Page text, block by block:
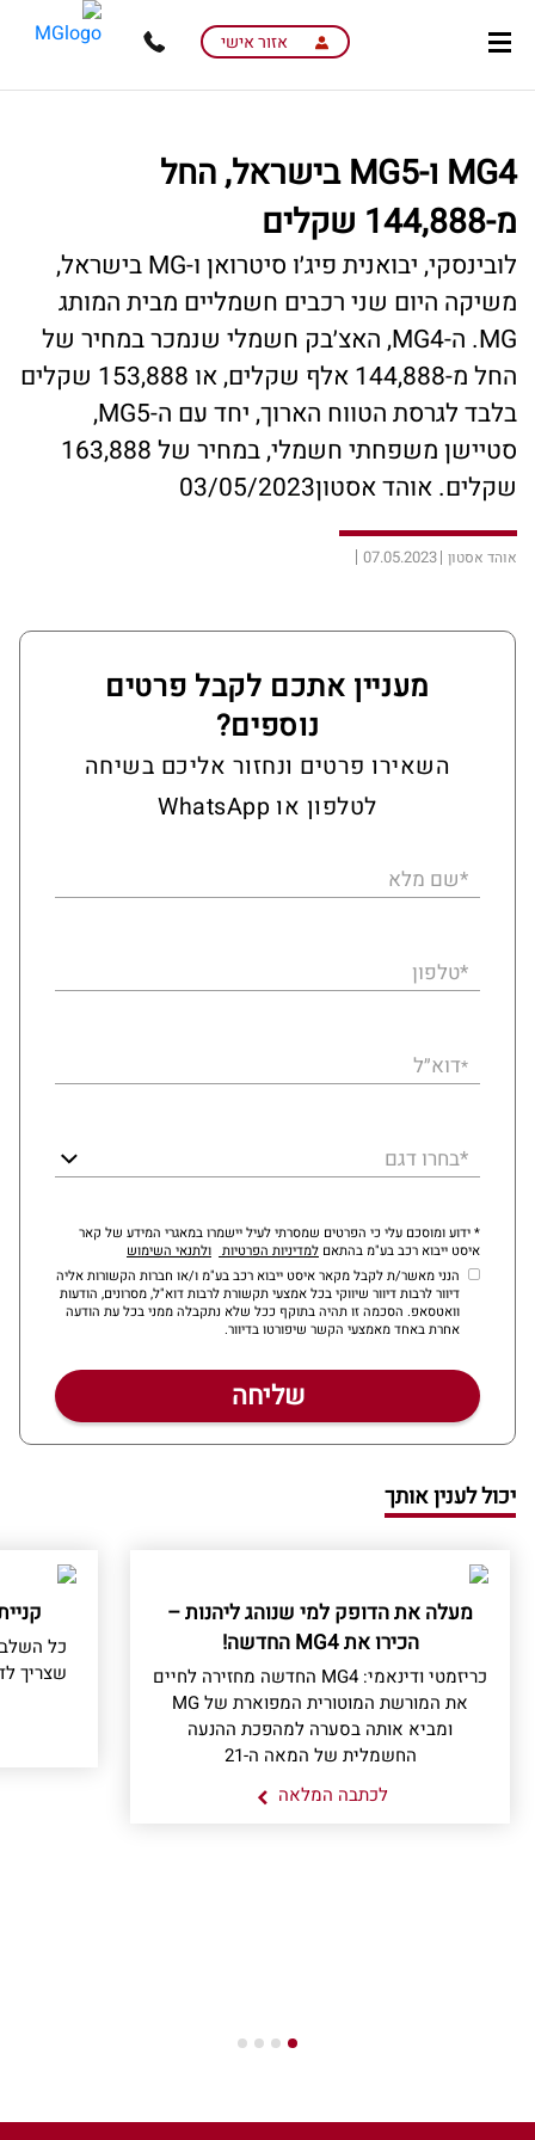
content
menu
אזור אישי
MG4 ו-MG5 בישראל, החל
מ-144,888 שקלים
לובינסקי, יבואנית פיג׳ו סיטרואן ו-MG בישראל,
משיקה היום שני רכבים חשמליים מבית המותג
MG. ה-MG4, האצ׳בק חשמלי שנמכר במחיר של
החל מ-144,888 אלף שקלים, או 153,888 שקלים
בלבד לגרסת הטווח הארוך, יחד עם ה-MG5,
סטיישן משפחתי חשמלי, במחיר של 163,888
שקלים. אוהד אסטון03/05/2023
אוהד אסטון 07.05.2023
מעניין אתכם לקבל פרטים
נוספים?
השאירו פרטים ונחזור אליכם בשיחה
לטלפון או WhatsApp
*שם מלא
*טלפון
*דוא״ל
*בחרו דגם
* ידוע ומוסכם עלי כי הפרטים שמסרתי לעיל יישמרו במאגרי המידע של קאר
איסט ייבוא רכב בע"מ בהתאםלמדיניות הפרטיות ולתנאי השימוש
הנני מאשר/ת לקבל מקאר איסט ייבוא רכב בע"מ ו/או חברות הקשורות אליה
דיוור לרבות דיוור שיווקי בכל אמצעי תקשורת לרבות דוא"ל, מסרונים, הודעות
וואטסאפ. הסכמה זו תהיה בתוקף ככל שלא נתקבלה ממני בכל עת הודעה
אחרת באחד מאמצעי הקשר שיפורטו בדיוור.
יכול לענין אותך
מעלה את הדופק למי שנוהג ליהנות –
הכירו את MG4 החדשה!
כריזמטי ודינאמי: MG4 החדשה מחזירה לחיים
את המורשת המוטורית המפוארת של MG
ומביא אותה בסערה למהפכת ההנעה
החשמלית של המאה ה-21
לכתבה המלאה
כל
שצריך
1
2
3
4